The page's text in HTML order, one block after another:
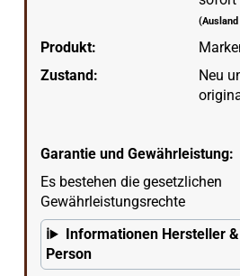
Produkt:
Zustand:
Neu
Garantie und Gewährleistung:
Es bestehen die gesetzlichen
Gewährleistungsrechte
Informationen Hersteller
Person